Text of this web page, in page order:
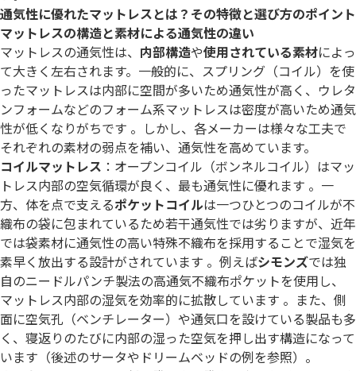
通気性に優れたマットレスとは？その特徴と選び方のポイント
マットレスの構造と素材による通気性の違い
マットレスの通気性は、 内部構造や使用されている素材によっ
て大きく左右されます。一般的に、スプリング（コイル）を使
ったマットレスは内部に空間が多いため通気性が高く、ウレタ
ンフォームなどのフォーム系マットレスは密度が高いため通気
性が低くなりがちです 。しかし、各メーカーは様々な工夫で
それぞれの素材の弱点を補い、通気性を高めています。
コイルマットレス ：オープンコイル（ボンネルコイル）はマッ
トレス内部の空気循環が良く、最も通気性に優れます 。一
方、体を点で支えるポケットコイルは一つひとつのコイルが不
織布の袋に包まれているため若干通気性では劣りますが、近年
では袋素材に通気性の高い特殊不織布を採用することで湿気を
素早く放出する設計がされています 。例えばシモンズでは独
自のニードルパンチ製法の高通気不織布ポケットを使用し、
マットレス内部の湿気を効率的に拡散しています 。また、側
面に空気孔（ベンチレーター）や通気口を設けている製品も多
く、寝返りのたびに内部の湿った空気を押し出す構造になって
います（後述のサータやドリームベッドの例を参照）。